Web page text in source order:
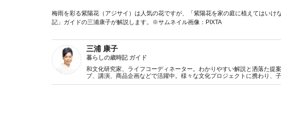
梅雨を彩る紫陽花（アジサイ）は人気の花ですが、「紫陽花を家の庭に植えてはい
記」ガイドの三浦康子が解説します。※サムネイル画像：PIXTA
三浦 康子
暮らしの歳時記 ガイド
和文化研究家、ライフコーディネーター。わかりやすい解説と洒落た提
ブ、講演、商品企画などで活躍中。様々な文化プロジェクトに携わり、
書多数。